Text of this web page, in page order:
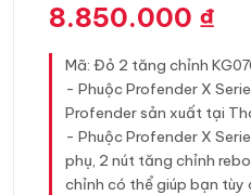
8.850.000 ₫
Mã: Đỏ 2 tăng chỉnh
- Phuộc Profender X
Profender sản xuất tại
- Phuộc Profender X
phụ, 2 nút tăng chỉnh
chỉnh có thể giúp bạn tùy